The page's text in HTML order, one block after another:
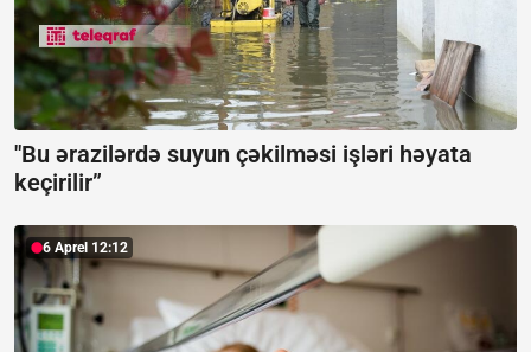
"Bu ərazilərdə suyun çəkilməsi işləri həyata
keçirilir”
6 Aprel 12:12